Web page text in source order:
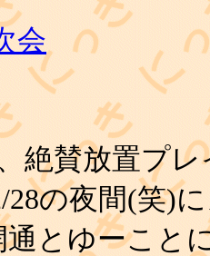
会
絶賛放置プレ
28の夜間(笑)
通とゆーこと